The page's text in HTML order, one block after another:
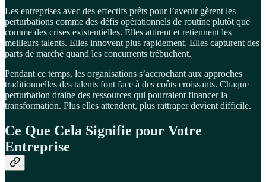
Les entreprises avec des effectifs prêts pour l’avenir gèrent les
perturbations comme des défis opérationnels de routine plutôt que
comme des crises existentielles. Elles attirent et retiennent les
meilleurs talents. Elles innovent plus rapidement. Elles capturent des
parts de marché quand les concurrents trébuchent.
Pendant ce temps, les organisations s’accrochant aux approches
traditionnelles des talents font face à des coûts croissants. Chaque
perturbation draine des ressources qui pourraient financer la
transformation. Plus elles attendent, plus rattraper devient difficile.
Ce Que Cela Signifie pour Votre
Entreprise